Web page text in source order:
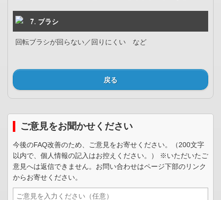
7. ブラシ
回転ブラシが回らない／回りにくい など
戻る
ご意見をお聞かせください
今後のFAQ改善のため、ご意見をお寄せください。（200文字
以内で、個人情報の記入はお控えください。） ※いただいたご
意見へは返信できません。お問い合わせはページ下部のリンク
からお寄せください。